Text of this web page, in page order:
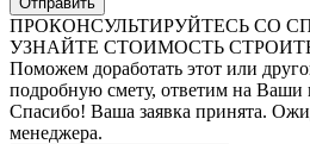
ПРОКОНСУЛЬТИРУЙТЕСЬ СО
УЗНАЙТЕ СТОИМОСТЬ
Поможем доработать этот или
подробную смету, ответим на Ваши
Спасибо! Ваша заявка принята.
менеджера.